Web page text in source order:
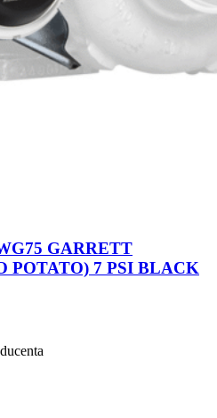
GARRETT
POTATO) 7 PSI BLACK